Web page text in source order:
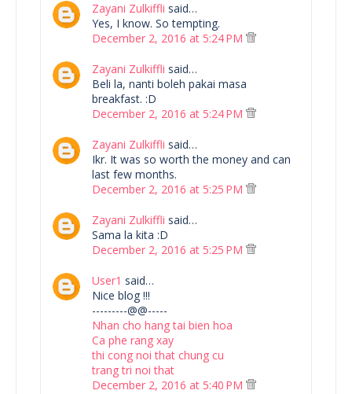
Zayani Zulkiffli said…
Yes, I know. So tempting.
December 2, 2016 at 5:24 PM
Zayani Zulkiffli said…
Beli la, nanti boleh pakai masa
breakfast. :D
December 2, 2016 at 5:24 PM
Zayani Zulkiffli said…
Ikr. It was so worth the money and can
last few months.
December 2, 2016 at 5:25 PM
Zayani Zulkiffli said…
Sama la kita :D
December 2, 2016 at 5:25 PM
User1 said…
Nice blog !!!
---------@@-----
Nhan cho hang tai bien hoa
Ca phe rang xay
thi cong noi that chung cu
trang tri noi that
December 2, 2016 at 5:40 PM